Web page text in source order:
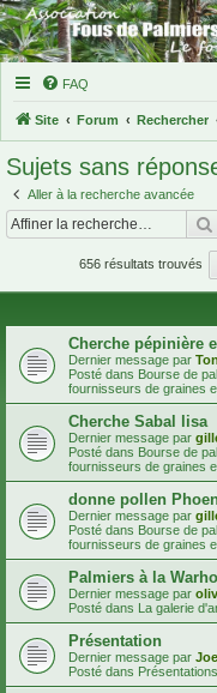
FAQ
Site Forum Rechercher
Sujets sans
Aller à la recherche avancée
656 résultats trouvés
Cherche pépinière
Dernier message par
Posté dans Bourse de
fournisseurs de graines
Cherche Sabal lisa
Dernier message par
Posté dans Bourse de
fournisseurs de graines
donne pollen
Dernier message par
Posté dans Bourse de
fournisseurs de graines
Palmiers à la
Dernier message par
Posté dans La galerie
Présentation
Dernier message par
Posté dans